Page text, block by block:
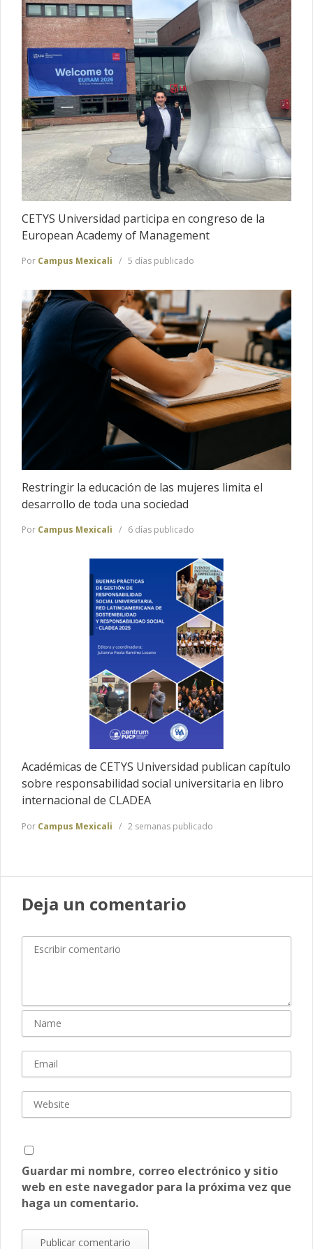
CETYS Universidad participa en congreso de la
European Academy of Management
Por Campus Mexicali 5 días publicado
Restringir la educación de las mujeres limita el
desarrollo de toda una sociedad
Por Campus Mexicali 6 días publicado
Académicas de CETYS Universidad publican capítulo
sobre responsabilidad social universitaria en libro
internacional de CLADEA
Por Campus Mexicali 2 semanas publicado
Deja un comentario
Guardar mi nombre, correo electrónico y sitio
web en este navegador para la próxima vez que
haga un comentario.